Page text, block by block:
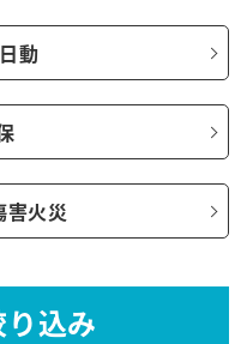
動
害火災
込み